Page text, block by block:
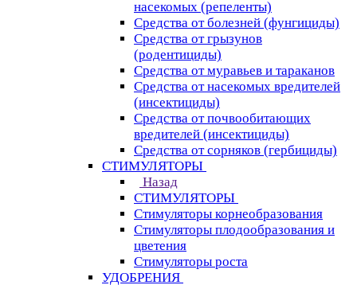
насекомых (репеленты)
Средства от болезней (фунгициды)
Средства от грызунов
(родентициды)
Средства от муравьев и тараканов
Средства от насекомых вредителей
(инсектициды)
Средства от почвообитающих
вредителей (инсектициды)
Средства от сорняков (гербициды)
СТИМУЛЯТОРЫ
Назад
СТИМУЛЯТОРЫ
Стимуляторы корнеобразования
Стимуляторы плодообразования и
цветения
Стимуляторы роста
УДОБРЕНИЯ